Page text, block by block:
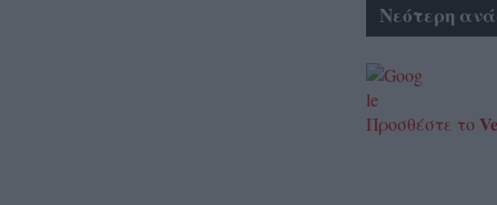
Νεότερη
Προσθέστε το